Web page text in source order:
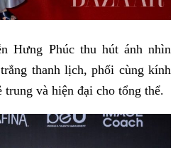
Hưng Phúc thu hút ánh nhìn
thanh lịch, phối cùng kính
và hiện đại cho tổng thể.